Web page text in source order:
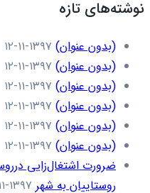
نوشته‌های تازه
(بدون عنوان) ۱۳۹۷-۱۱-۱۲
(بدون عنوان) ۱۳۹۷-۱۱-۱۲
(بدون عنوان) ۱۳۹۷-۱۱-۱۲
(بدون عنوان) ۱۳۹۷-۱۱-۱۲
(بدون عنوان) ۱۳۹۷-۱۱-۱۲
(بدون عنوان) ۱۳۹۷-۱۱-۱۲
ضرورت اشتغال‌زایی
روستاییان به شهر ۱۳۹۷-۱۱-۱۲